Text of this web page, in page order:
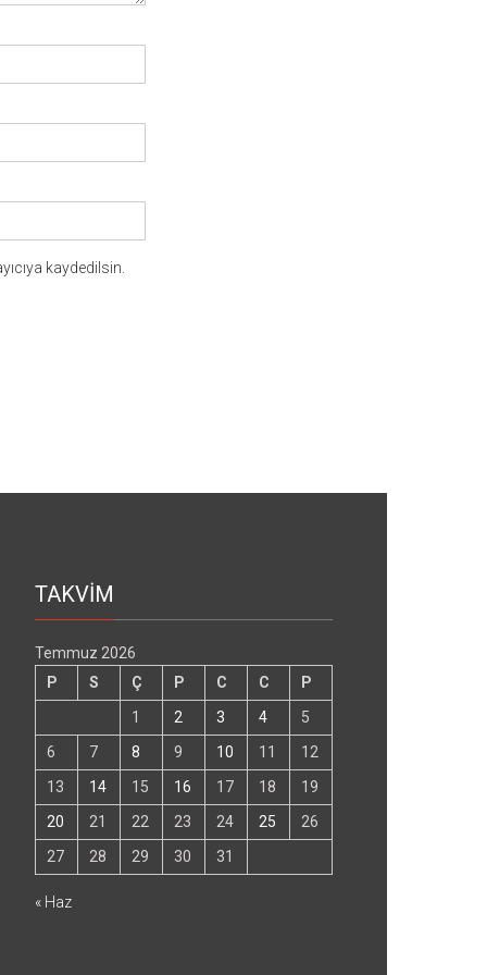
kaydedilsin.
TAKVİM
Temmuz 2026
P
S Ç P C C
P
1
2 3 4
5
6
7 8 9 10 11
12
13
14 15 16 17 18
19
20
21 22 23 24 25
26
27
28 29 30 31
« Haz